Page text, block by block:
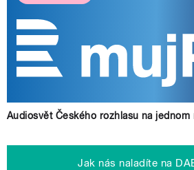
Audiosvět Českého rozhlasu na jednom
Jak nás naladíte na